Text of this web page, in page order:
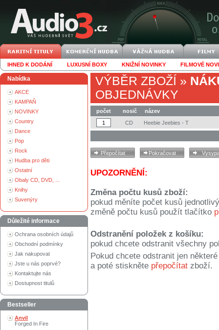
IHNED K DODÁNÍ LUXUSNÍ BOXY KNIŽNÍ NOVINKY FILMOVÉ
Nabídka
AKCE
KAMPAŇ
NOVINKY
Country
Dance
Pop
Rock
Hudba pro děti
Ostatní
Obaly CD, DVD, ...
Knihy
Suvenýry
Důležité informace
Ochrana osobních údajů
Obchodní podmínky
Jak nakupovat
Jste u nás poprvé?
Kontaktujte nás
Dostupnost titulů
Bestseller
Anvil
Forged In Fire
VÝBĚR ZBOŽÍ »
OBJEDNÁVKY
počet nosič
název
CD
Heebie Jeebies - T
UPOZORNĚNÍ:
Změna počtu kusů zboží:
pokud měníte počet kusů
změně počtu kusů použít tlačítko
Odstranění položek z košíku:
pokud chcete odstranit všechny
Pokud chcete odstranit jen
a poté stiskněte přepočítat zboží.